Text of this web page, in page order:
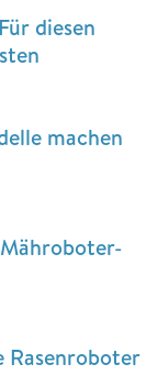
diesen
machen
Rasenroboter